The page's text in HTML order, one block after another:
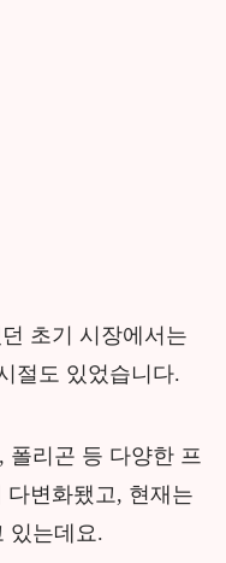
초기 시장에서는
절도 있었습니다.
폴리곤 등 다양한 프
변화됐고, 현재는
있는데요.